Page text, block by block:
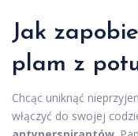
Jak
plam z
Chcąc uniknąć
włączyć do swojej